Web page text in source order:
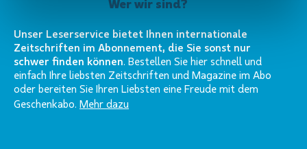
Wer wir sind?
Unser Leserservice bietet Ihnen internationale
Zeitschriften im Abonnement, die Sie sonst nur
schwer finden können. Bestellen Sie hier schnell und
einfach Ihre liebsten Zeitschriften und Magazine im Abo
oder bereiten Sie Ihren Liebsten eine Freude mit dem
Geschenkabo. Mehr dazu